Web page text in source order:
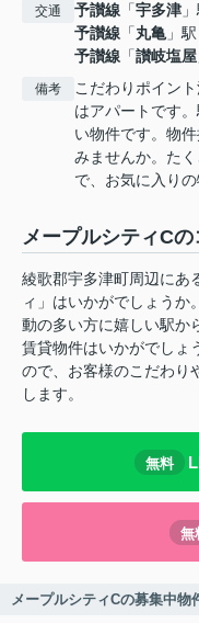
交通 予讃線 「宇多津
予讃線 「丸亀」
予讃線 「讃岐塩屋
備考
こだわりポイン
はアパートです
い物件です。物
みませんか。た
で、お気に入り
メープルシティC
綾歌郡宇多津町周辺にあ
ィ」はいかがでしょうか
動の多い方に嬉しい駅か
賃貸物件はいかがでしょ
ので、お客様のこだわり
します。
無料
無
メープルシティCの募集中物